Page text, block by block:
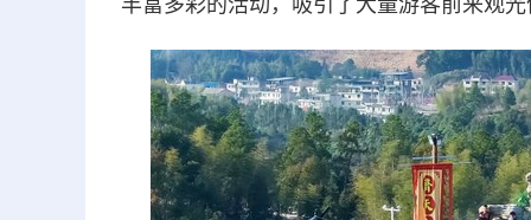
丰富多彩的活动，吸引了大量游客前来观